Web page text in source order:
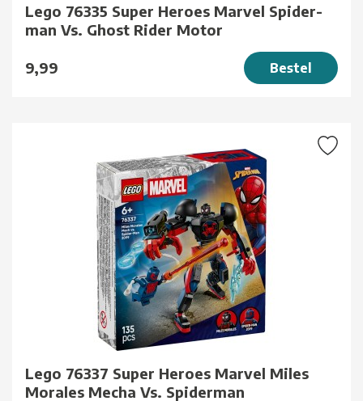
Lego 76335 Super Heroes Marvel Spider-
man Vs. Ghost Rider Motor
9,99 Bestel
Lego 76337 Super Heroes Marvel Miles
Morales Mecha Vs. Spiderman